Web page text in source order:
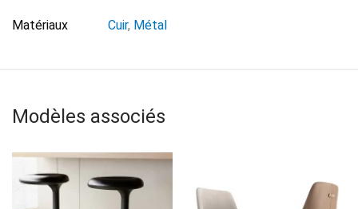
Matériaux Cuir, Métal
Modèles associés